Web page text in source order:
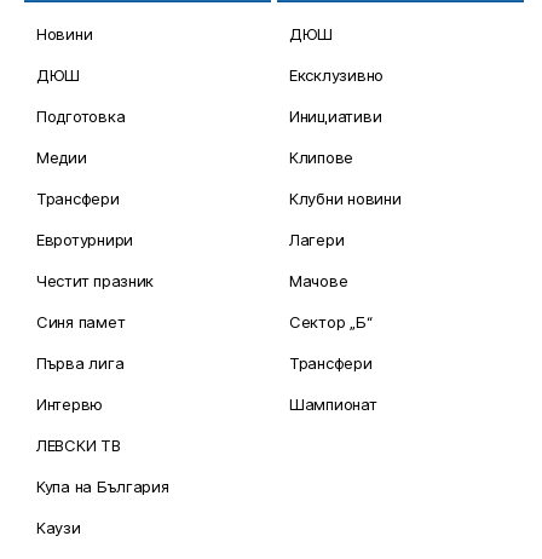
Новини
ДЮШ
Подготовка
Медии
Трансфери
Евротурнири
Честит празник
Синя памет
Първа лига
Интервю
ЛЕВСКИ ТВ
Купа на България
Каузи
ДЮШ
Ексклузивно
Инициативи
Клипове
Клубни новини
Лагери
Мачове
Сектор „Б“
Трансфери
Шампионат